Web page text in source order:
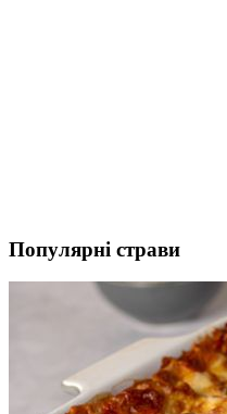
Популярні страви